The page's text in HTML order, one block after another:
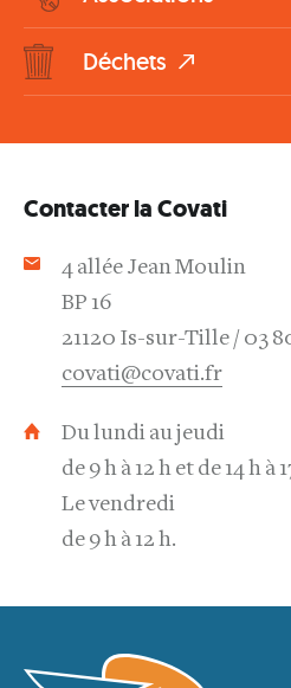
Déchets
Contacter la Covati
4 allée Jean Moulin
BP 16
21120 Is-sur-Tille
03
covati@covati.fr
Du lundi au jeudi
de 9 h à 12 h et de 14 h à
Le vendredi
de 9 h à 12 h.